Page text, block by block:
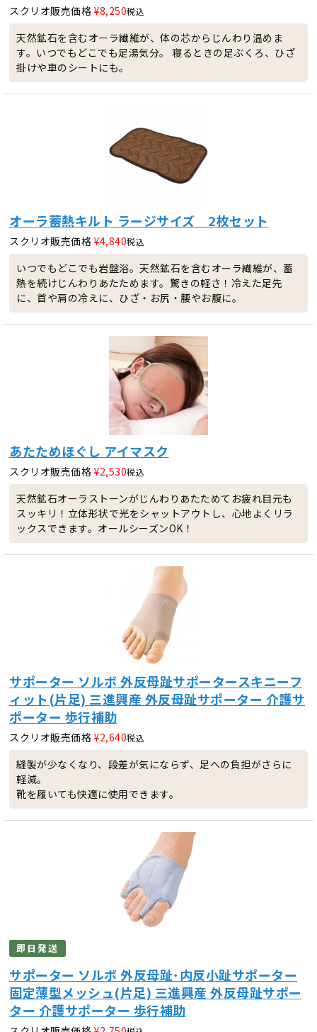
スクリオ販売価格 ¥8,250税込
天然鉱石を含むオーラ繊維が、体の芯からじんわり温めま
す。いつでもどこでも足湯気分。 寝るときの足ぶくろ、ひざ
掛けや車のシートにも。
オーラ蓄熱キルト ラージサイズ 2枚セット
スクリオ販売価格 ¥4,840税込
いつでもどこでも岩盤浴。天然鉱石を含むオーラ繊維が、蓄
熱を続けじんわりあたためます。驚きの軽さ！冷えた足先
に、首や肩の冷えに、ひざ・お尻・腰やお腹に。
あたためほぐし アイマスク
スクリオ販売価格 ¥2,530税込
天然鉱石オーラストーンがじんわりあたためてお疲れ目元も
スッキリ！立体形状で光をシャットアウトし、心地よくリラ
ックスできます。オールシーズンOK！
サポーター ソルボ 外反母趾サポータースキニーフ
ィット(片足) 三進興産 外反母趾サポーター 介護サ
ポーター 歩行補助
スクリオ販売価格 ¥2,640税込
縫製が少なくなり、段差が気にならず、足への負担がさらに
軽減。
靴を履いても快適に使用できます。
即日発送
サポーター ソルボ 外反母趾･内反小趾サポーター
固定薄型メッシュ(片足) 三進興産 外反母趾サポー
ター 介護サポーター 歩行補助